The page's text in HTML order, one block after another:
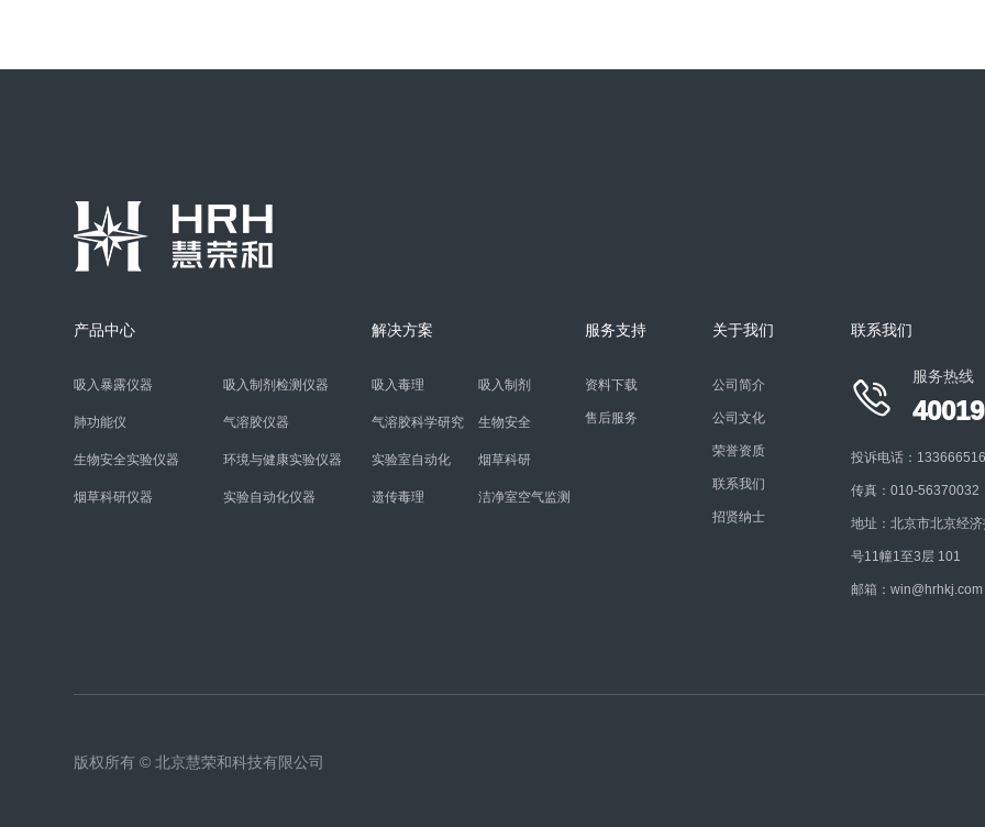
产品中心
吸入暴露仪器 吸入制剂检测仪器
肺功能仪 气溶胶仪器
生物安全实验仪器 环境与健康实验仪器
烟草科研仪器 实验自动化仪器
解决方案
吸入毒理 吸入制剂
气溶胶科学研究 生物安全
实验室自动化 烟草科研
遗传毒理 洁净室空气监测
服务支持
资料下载
售后服务
关于我们
公司简介
公司文化
荣誉资质
联系我们
招贤纳士
联系我们

服务热线
投诉电话：
传真：010-56370032
地址：北京市北京经
号11幢1至3层 101
邮箱：win@hrhkj.com
版权所有 © 北京慧荣和科技有限公司